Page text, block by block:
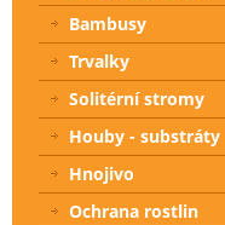
Bambusy
Trvalky
Solitérní stromy
Houby - substráty
Hnojivo
Ochrana rostlin